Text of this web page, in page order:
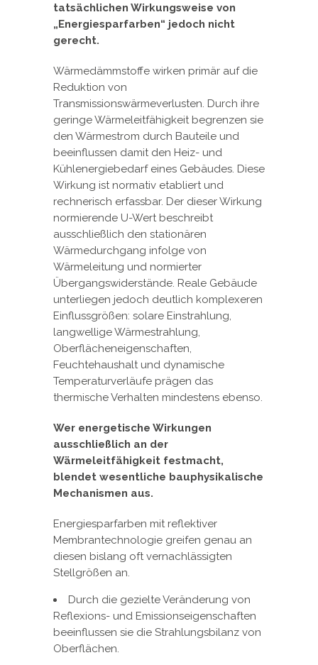
tatsächlichen Wirkungsweise von
„Energiesparfarben“ jedoch nicht
gerecht.
Wärmedämmstoffe wirken primär auf die
Reduktion von
Transmissionswärmeverlusten. Durch ihre
geringe Wärmeleitfähigkeit begrenzen sie
den Wärmestrom durch Bauteile und
beeinflussen damit den Heiz- und
Kühlenergiebedarf eines Gebäudes. Diese
Wirkung ist normativ etabliert und
rechnerisch erfassbar. Der dieser Wirkung
normierende U-Wert beschreibt
ausschließlich den stationären
Wärmedurchgang infolge von
Wärmeleitung und normierter
Übergangswiderstände. Reale Gebäude
unterliegen jedoch deutlich komplexeren
Einflussgrößen: solare Einstrahlung,
langwellige Wärmestrahlung,
Oberflächeneigenschaften,
Feuchtehaushalt und dynamische
Temperaturverläufe prägen das
thermische Verhalten mindestens ebenso.
Wer energetische Wirkungen
ausschließlich an der
Wärmeleitfähigkeit festmacht,
blendet wesentliche bauphysikalische
Mechanismen aus.
Energiesparfarben mit reflektiver
Membrantechnologie greifen genau an
diesen bislang oft vernachlässigten
Stellgrößen an.
Durch die gezielte Veränderung von
Reflexions- und Emissionseigenschaften
beeinflussen sie die Strahlungsbilanz von
Oberflächen.